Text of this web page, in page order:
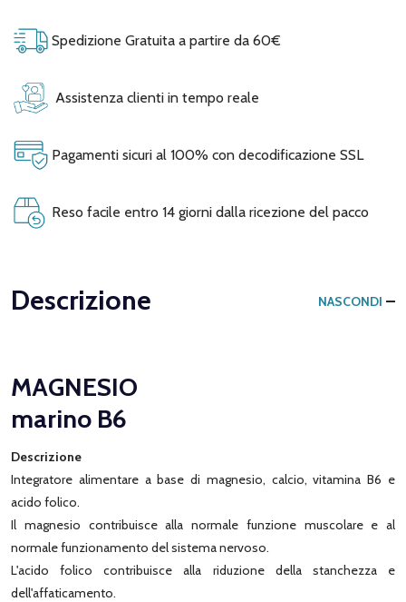
Spedizione Gratuita a partire da 60€
Assistenza clienti in tempo reale
Pagamenti sicuri al 100% con decodificazione SSL
Reso facile entro 14 giorni dalla ricezione del pacco
Descrizione NASCONDI
MAGNESIO
marino B6
Descrizione
Integratore alimentare a base di magnesio, calcio, vitamina B6 e
acido folico.
Il magnesio contribuisce alla normale funzione muscolare e al
normale funzionamento del sistema nervoso.
L'acido folico contribuisce alla riduzione della stanchezza e
dell'affaticamento.